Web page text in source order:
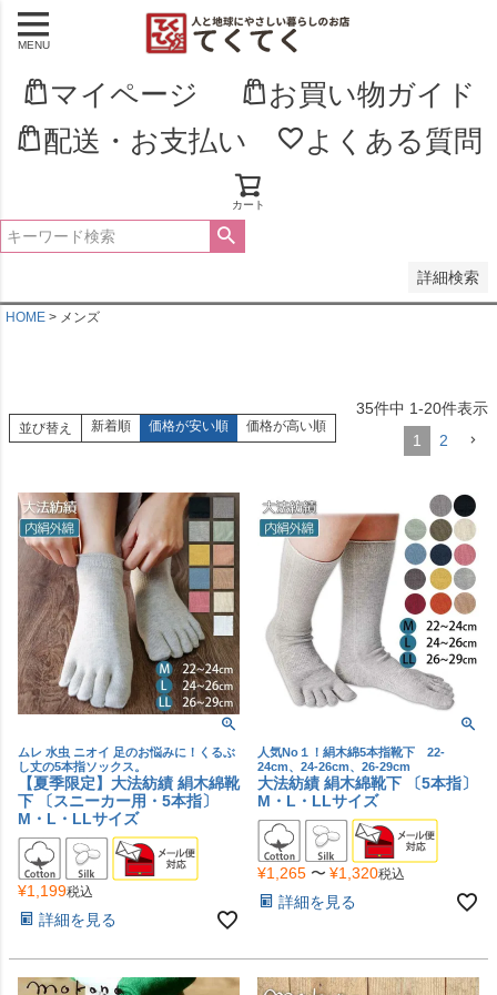
MENU
マイページ
お買い物ガイド
配送・お支払い
よくある質問
カート
詳細検索
新着順
登録順
価格が高い順
優先度順
HOME メンズ
並び替え 新着順 価格が安い順 価格が高い順
35件中 1-20件表示
1
2
ムレ 水虫 ニオイ 足のお悩みに！くるぶ
し丈の5本指ソックス。
【夏季限定】大法紡績 絹木綿靴
下 〔スニーカー用・5本指〕
M・L・LLサイズ
¥1,199税込
詳細を見る
人気No１！絹木綿5本指靴下 22-
24cm、24-26cm、26-29cm
大法紡績 絹木綿靴下 〔5本指〕
M・L・LLサイズ
¥1,265 〜 ¥1,320税込
詳細を見る